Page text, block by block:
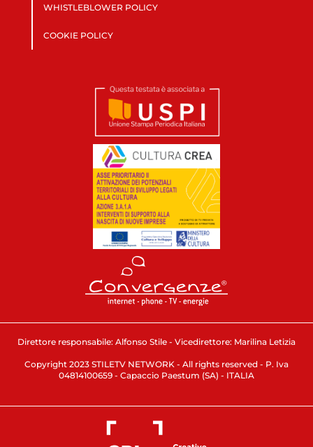
WHISTLEBLOWER POLICY
COOKIE POLICY
Direttore responsabile: Alfonso Stile - Vicedirettore: Marilina Letizia
Copyright 2023 STILETV NETWORK - All rights reserved - P. Iva
04814100659 - Capaccio Paestum (SA) - ITALIA